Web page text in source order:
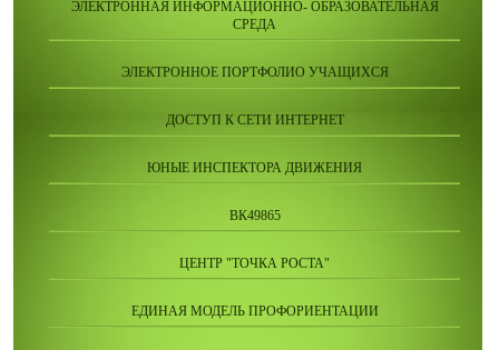
ЭЛЕКТРОННАЯ ИНФОРМАЦИОННО- ОБРАЗОВАТЕЛЬНАЯ
СРЕДА
ЭЛЕКТРОННОЕ ПОРТФОЛИО УЧАЩИХСЯ
ДОСТУП К СЕТИ ИНТЕРНЕТ
ЮНЫЕ ИНСПЕКТОРА ДВИЖЕНИЯ
ВК49865
ЦЕНТР "ТОЧКА РОСТА"
ЕДИНАЯ МОДЕЛЬ ПРОФОРИЕНТАЦИИ